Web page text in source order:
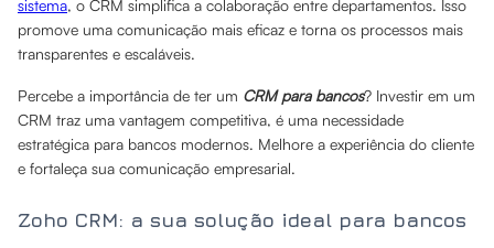
sistema, o CRM simplifica a colaboração entre departamentos. Isso
promove uma comunicação mais eficaz e torna os processos mais
transparentes e escaláveis.
Percebe a importância de ter um CRM para bancos? Investir em um
CRM traz uma vantagem competitiva, é uma necessidade
estratégica para bancos modernos. Melhore a experiência do cliente
e fortaleça sua comunicação empresarial.
Zoho CRM: a sua solução ideal para bancos